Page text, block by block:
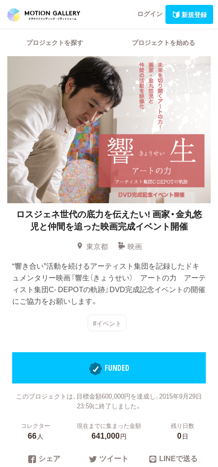
ログイン 新規登録
プロジェクトを探す プロジェクトを始める
ロスジェネ世代の底力を伝えたい! 画家・金丸悠
児と仲間を追った映画完成イベント開催
東京都
映画
“響き合い”活動を続けるアーティスト集団を記録したドキ
ュメンタリー映画『響生（きょうせい） アートの力 アーテ
ィスト集団C- DEPOTの軌跡』DVD完成記念イベントの開催
にご協力をお願いします。
#イベント
FUNDED
このプロジェクトは、目標金額600,000円を達成し、2015年9月29日
23:59に終了しました。
コレクター
66人
現在までに集まった金額
641,000円
残り日数
0日
シェア ツイート LINEで送る